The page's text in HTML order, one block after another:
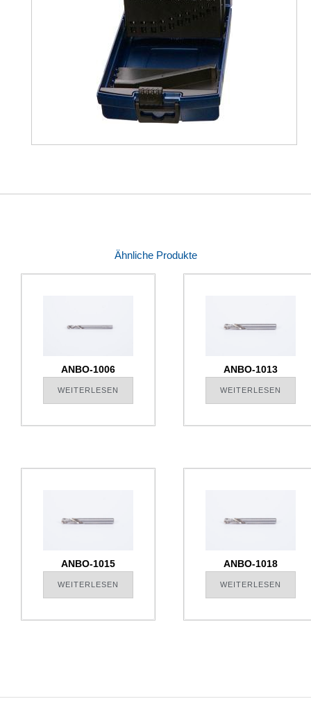
Ähnliche Produkte
ANBO-1006
WEITERLESEN
ANBO-1013
WEITERLESEN
ANBO-1015
WEITERLESEN
ANBO-1018
WEITERLESEN